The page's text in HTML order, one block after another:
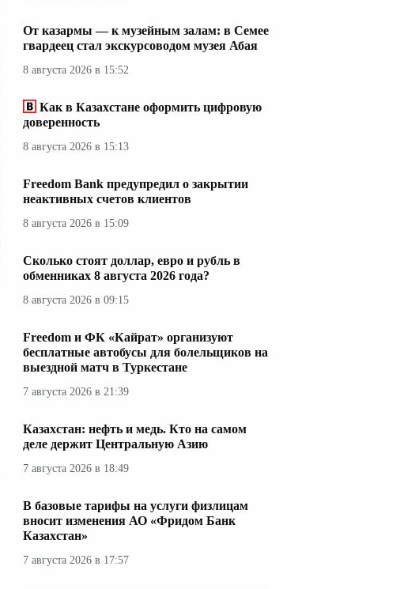
От казармы — к музейным залам: в Семее
гвардеец стал экскурсоводом музея Абая
8 августа 2026 в 15:52
Как в Казахстане оформить цифровую
доверенность
8 августа 2026 в 15:13
Freedom Bank предупредил о закрытии
неактивных счетов клиентов
8 августа 2026 в 15:09
Сколько стоят доллар, евро и рубль в
обменниках 8 августа 2026 года?
8 августа 2026 в 09:15
Freedom и ФК «Кайрат» организуют
бесплатные автобусы для болельщиков на
выездной матч в Туркестане
7 августа 2026 в 21:39
Казахстан: нефть и медь. Кто на самом
деле держит Центральную Азию
7 августа 2026 в 18:49
В базовые тарифы на услуги физлицам
вносит изменения АО «Фридом Банк
Казахстан»
7 августа 2026 в 17:57